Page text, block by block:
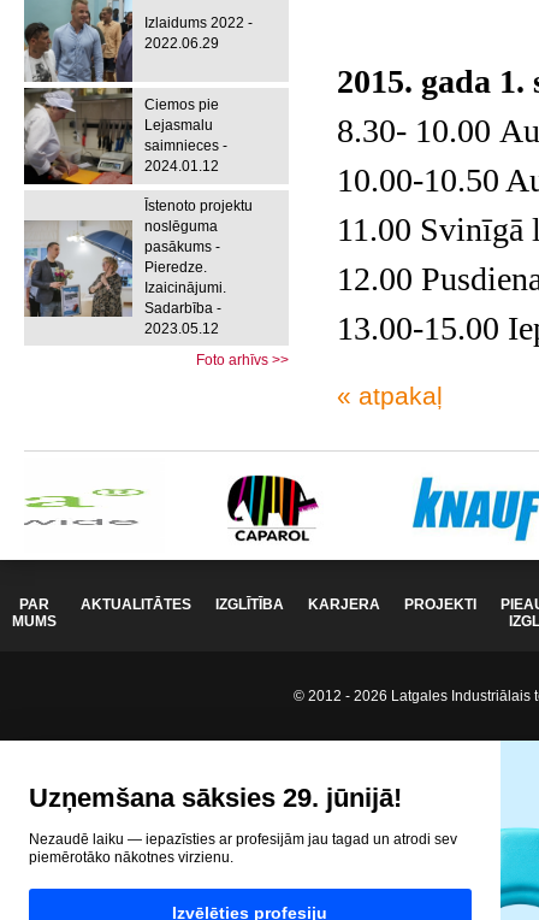
Izlaidums 2022 -
2022.06.29
Ciemos pie
Lejasmalu
saimnieces -
2024.01.12
Īstenoto projektu
noslēguma
pasākums -
Pieredze.
Izaicinājumi.
Sadarbība -
2023.05.12
Foto arhīvs >>
2015. gada 1.
8.30- 10.00
10.00-10.50
11.00
12.00
13.00-15.00
« atpakaļ
PAR
MUMS
AKTUALITĀTES IZGLĪTĪBA KARJERA PROJEKTI
© 2012 - 2026 Latgales Industriālais
Uzņemšana sāksies 29. jūnijā!
Nezaudē laiku — iepazīsties ar profesijām jau tagad un atrodi sev
piemērotāko nākotnes virzienu.
Izvēlēties profesiju